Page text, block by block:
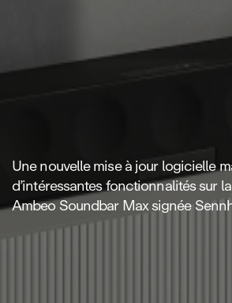
Une nouvelle mise à jour logicielle
d’intéressantes fonctionnalités sur
Ambeo Soundbar Max signée